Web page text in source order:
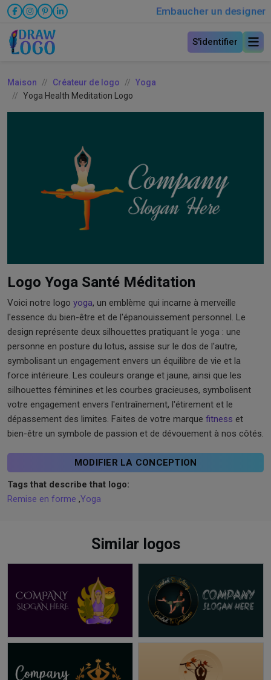
Embaucher un designer
S'identifier
Maison Créateur de logo
Yoga
Yoga Health Meditation Logo
Logo Yoga Santé Méditation
Voici notre logo yoga, un emblème qui incarne à merveille
l'essence du bien-être et de l'épanouissement personnel. Le
design représente deux silhouettes pratiquant le yoga : une
personne en posture du lotus, assise sur le dos de l'autre,
symbolisant un engagement envers un équilibre de vie et la
force intérieure. Les couleurs orange et jaune, ainsi que les
silhouettes féminines et les courbes gracieuses, symbolisent
votre engagement envers l'entraînement, l'étirement et le
dépassement des limites. Faites de votre marque fitness et
bien-être un symbole de passion et de dévouement à nos côtés.
MODIFIER LA CONCEPTION
Tags that describe that logo:
Remise en forme ,Yoga
Similar logos